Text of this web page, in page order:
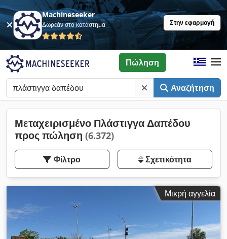
Machineseeker
Δωρεάν στο κατάστημα Στην εφαρμογή
Αναζήτηση
Πώληση
Μεταχειρισμένο Πλάστιγγα Δαπέδου
προς πώληση (6.372)
Φίλτρο Σχετικότητα
Μικρή αγγελία